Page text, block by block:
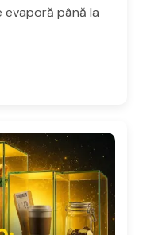
evaporă până la